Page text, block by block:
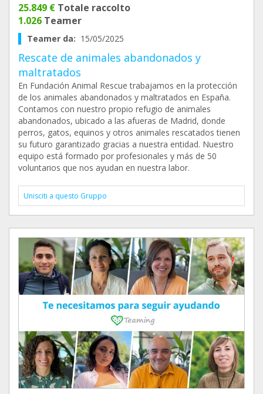
25.849 € Totale raccolto
1.026 Teamer
Teamer da: 15/05/2025
Rescate de animales abandonados y
maltratados
En Fundación Animal Rescue trabajamos en la protección
de los animales abandonados y maltratados en España.
Contamos con nuestro propio refugio de animales
abandonados, ubicado a las afueras de Madrid, donde
perros, gatos, equinos y otros animales rescatados tienen
su futuro garantizado gracias a nuestra entidad. Nuestro
equipo está formado por profesionales y más de 50
voluntarios que nos ayudan en nuestra labor.
Unisciti a questo Gruppo